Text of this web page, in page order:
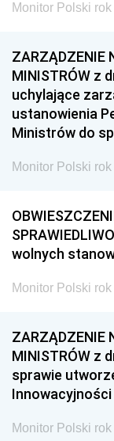
Monitor Polski
ZARZĄDZENIE
MINISTRÓW z
uchylające
ustanowienia
Ministrów do
Monitor Polski
wolnych
Monitor Polski
ZARZĄDZENIE
MINISTRÓW z
sprawie
Innowacyjności
Monitor Polski